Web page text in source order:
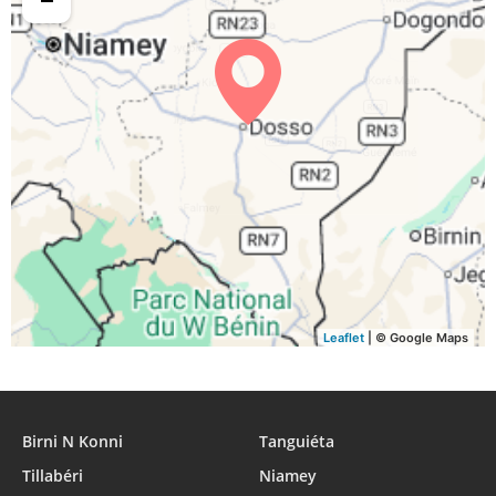
05:49 06:36 12:48 18:59 19:46
31, Lu 05:49 06:36 12:48 18:59
Leaflet | © Google Maps
Birni N Konni
Tanguiéta
Tillabéri
Niamey